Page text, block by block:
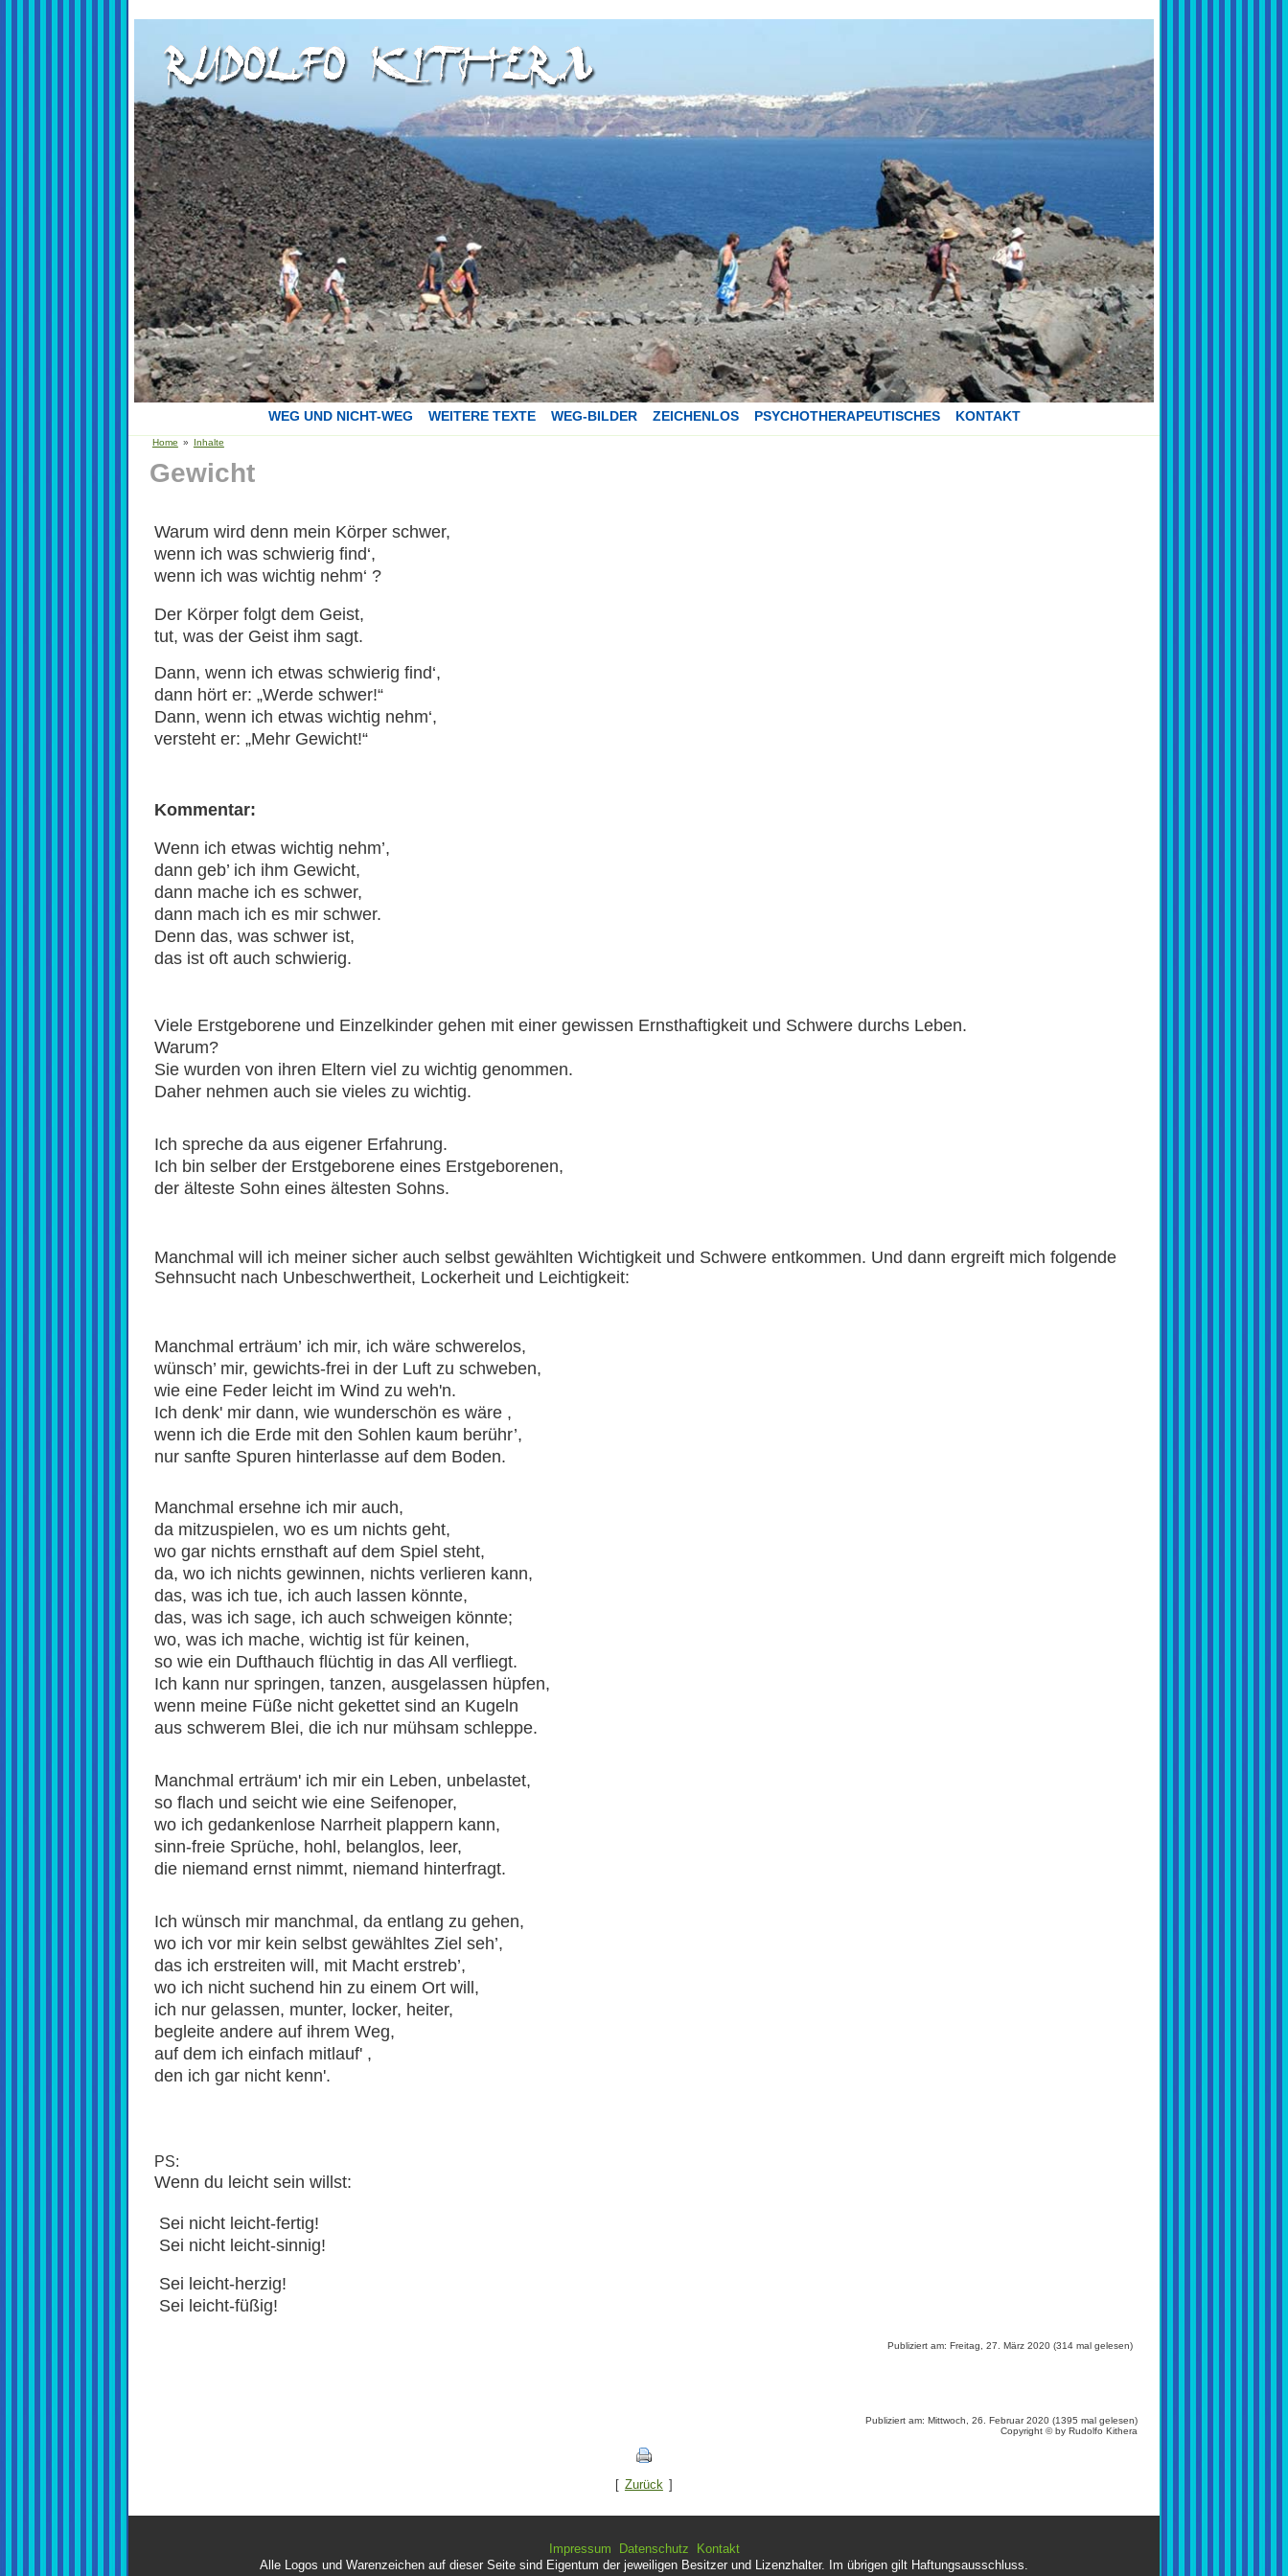
WEG UND NICHT-WEG WEITERE TEXTE WEG-BILDER ZEICHENLOS PSYCHOTHERAPEUTISCHES KONTAKT
Home » Inhalte
Gewicht
Warum wird denn mein Körper schwer,
wenn ich was schwierig find‘,
wenn ich was wichtig nehm‘ ?
Der Körper folgt dem Geist,
tut, was der Geist ihm sagt.
Dann, wenn ich etwas schwierig find‘,
dann hört er: „Werde schwer!“
Dann, wenn ich etwas wichtig nehm‘,
versteht er: „Mehr Gewicht!“
Kommentar:
Wenn ich etwas wichtig nehm’,
dann geb’ ich ihm Gewicht,
dann mache ich es schwer,
dann mach ich es mir schwer.
Denn das, was schwer ist,
das ist oft auch schwierig.
Viele Erstgeborene und Einzelkinder gehen mit einer gewissen Ernsthaftigkeit und Schwere durchs Leben.
Warum?
Sie wurden von ihren Eltern viel zu wichtig genommen.
Daher nehmen auch sie vieles zu wichtig.
Ich spreche da aus eigener Erfahrung.
Ich bin selber der Erstgeborene eines Erstgeborenen,
der älteste Sohn eines ältesten Sohns.
Manchmal will ich meiner sicher auch selbst gewählten Wichtigkeit und Schwere entkommen. Und dann ergreift mich folgende
Sehnsucht nach Unbeschwertheit, Lockerheit und Leichtigkeit:
Manchmal erträum’ ich mir, ich wäre schwerelos,
wünsch’ mir, gewichts-frei in der Luft zu schweben,
wie eine Feder leicht im Wind zu weh'n.
Ich denk' mir dann, wie wunderschön es wäre ,
wenn ich die Erde mit den Sohlen kaum berühr’,
nur sanfte Spuren hinterlasse auf dem Boden.
Manchmal ersehne ich mir auch,
da mitzuspielen, wo es um nichts geht,
wo gar nichts ernsthaft auf dem Spiel steht,
da, wo ich nichts gewinnen, nichts verlieren kann,
das, was ich tue, ich auch lassen könnte,
das, was ich sage, ich auch schweigen könnte;
wo, was ich mache, wichtig ist für keinen,
so wie ein Dufthauch flüchtig in das All verfliegt.
Ich kann nur springen, tanzen, ausgelassen hüpfen,
wenn meine Füße nicht gekettet sind an Kugeln
aus schwerem Blei, die ich nur mühsam schleppe.
Manchmal erträum' ich mir ein Leben, unbelastet,
so flach und seicht wie eine Seifenoper,
wo ich gedankenlose Narrheit plappern kann,
sinn-freie Sprüche, hohl, belanglos, leer,
die niemand ernst nimmt, niemand hinterfragt.
Ich wünsch mir manchmal, da entlang zu gehen,
wo ich vor mir kein selbst gewähltes Ziel seh’,
das ich erstreiten will, mit Macht erstreb’,
wo ich nicht suchend hin zu einem Ort will,
ich nur gelassen, munter, locker, heiter,
begleite andere auf ihrem Weg,
auf dem ich einfach mitlauf' ,
den ich gar nicht kenn'.
PS:
Wenn du leicht sein willst:
Sei nicht leicht-fertig!
Sei nicht leicht-sinnig!
Sei leicht-herzig!
Sei leicht-füßig!
Publiziert am: Freitag, 27. März 2020 (314 mal gelesen)
Publiziert am: Mittwoch, 26. Februar 2020 (1395 mal gelesen)
Copyright © by Rudolfo Kithera
[ Zurück ]
Impressum Datenschutz
Kontakt
Alle Logos und Warenzeichen auf dieser Seite sind Eigentum der jeweiligen Besitzer und Lizenzhalter. Im übrigen gilt Haftungsausschluss.